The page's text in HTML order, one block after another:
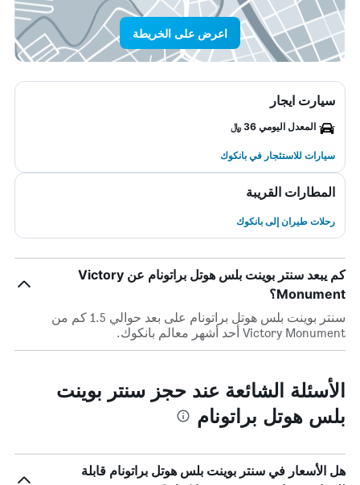
اعرض على الخريطة
سيارت ايجار
المعدل اليومي 36 ﷼
سيارات للاستئجار في بانكوك
المطارات القريبة
رحلات طيران إلى بانكوك
كم يبعد سنتر بوينت بلس هوتل براتونام عن Victory
Monument؟
سنتر بوينت بلس هوتل براتونام على بعد حوالي 1.5 كم من
Victory Monument أحد أشهر معالم بانكوك.
الأسئلة الشائعة عند حجز سنتر بوينت
بلس هوتل براتونام
هل الأسعار في سنتر بوينت بلس هوتل براتونام قابلة